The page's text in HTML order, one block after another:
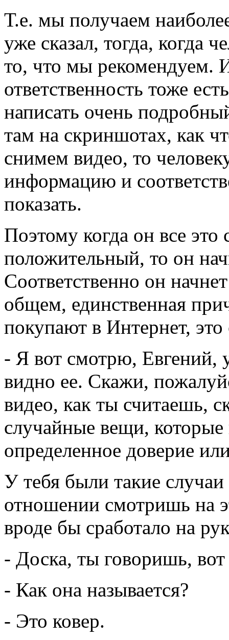
Т.е. мы получаем
уже сказал, тогда, когда
то, что мы рекомендуем.
ответственность тоже
написать очень
там на скриншотах, как
снимем видео, то
информацию и
показать.
Поэтому когда он все это
положительный, то он
Соответственно он
общем, единственная
покупают в Интернет, это
- Я вот смотрю, Евгений,
видно ее. Скажи,
видео, как ты считаешь,
случайные вещи,
определенное доверие
У тебя были такие
отношении смотришь на
вроде бы сработало на
- Доска, ты говоришь, вот
- Как она называется?
- Это ковер.